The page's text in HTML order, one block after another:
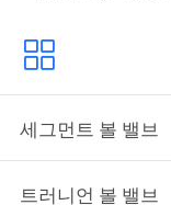
세그먼트 볼 밸브
트러니언 볼 밸브